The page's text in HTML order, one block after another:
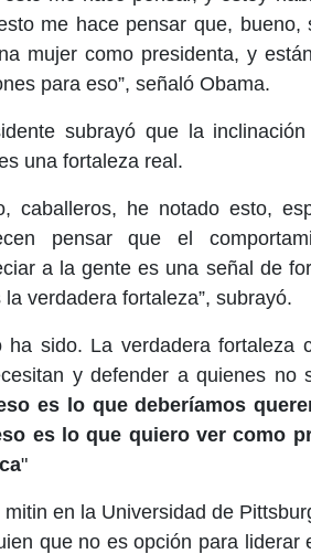
me hace pensar que,
mujer como presidenta, y
para eso”, señaló Obama.
subrayó que la
una fortaleza real.
caballeros, he notado esto,
pensar que el
a la gente es una señal de
verdadera fortaleza”, subrayó.
ha sido. La verdadera fortaleza
y defender a quienes no
es lo que deberíamos
es lo que quiero ver como
"
mitin en la Universidad de
que no es opción para